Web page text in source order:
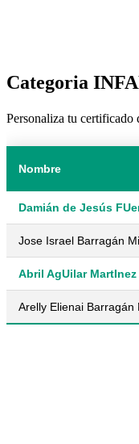
Categoria
Personaliza tu certificado
Nombre
Damián de Jesús
Jose Israel Barragán
Abril AgUilar MartInez
Arelly Elienai Barragán